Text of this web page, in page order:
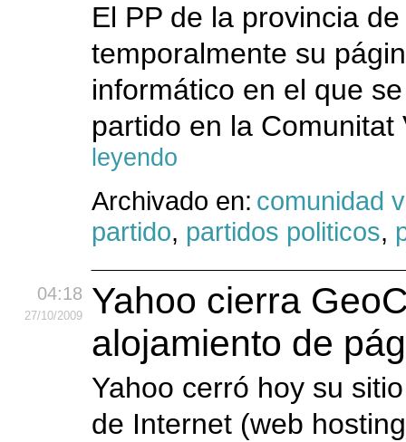
El PP de la provincia
temporalmente su
informático en el que
partido en la
leyendo
Archivado en: comunidad
partido, partidos politicos,
04:18
27/10/2009
Yahoo cierra
alojamiento de
Yahoo cerró hoy su
de Internet (web